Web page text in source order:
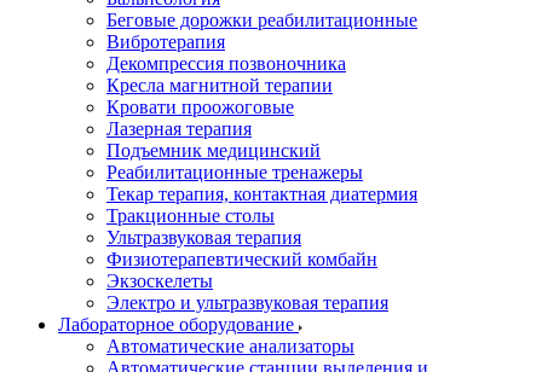
Беговые дорожки реабилитационные
Вибротерапия
Декомпрессия позвоночника
Кресла магнитной терапии
Кровати проожоговые
Лазерная терапия
Подъемник медицинский
Реабилитационные тренажеры
Текар терапия, контактная диатермия
Тракционные столы
Ультразвуковая терапия
Физиотерапевтический комбайн
Экзоскелеты
Электро и ультразвуковая терапия
Лабораторное оборудование
Автоматические анализаторы
Автоматические станции выделения и